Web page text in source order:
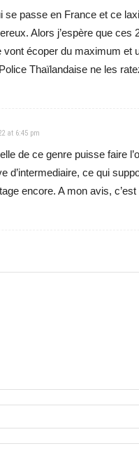
se passe en France et ce
Alors j’espère que
écoper du maximum et
Thaïlandaise ne les
at 6:45 pm
de ce genre puisse faire
d’intermediaire, ce qui
encore. A mon avis, c’est